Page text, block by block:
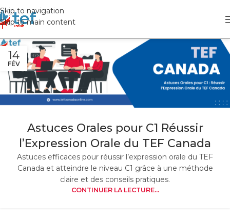
Skip to navigation
Skip to main content
14
FÉV
Astuces Orales pour C1 Réussir
l’Expression Orale du TEF Canada
Astuces efficaces pour réussir l’expression orale du TEF
Canada et atteindre le niveau C1 grâce à une méthode
claire et des conseils pratiques.
CONTINUER LA LECTURE...